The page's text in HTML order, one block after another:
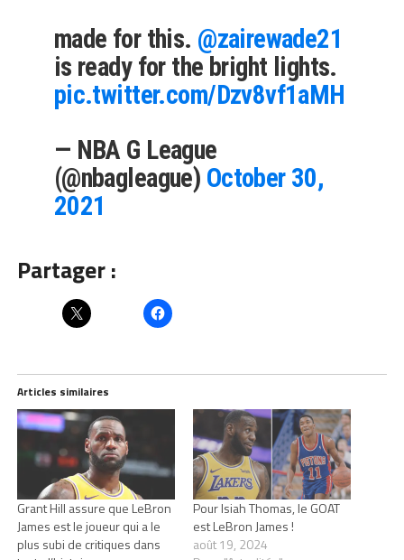
made for this. @zairewade21
is ready for the bright lights.
pic.twitter.com/Dzv8vf1aMH
— NBA G League
(@nbagleague) October 30,
2021
Partager :
Articles similaires
Grant Hill assure que LeBron
James est le joueur qui a le
plus subi de critiques dans
Pour Isiah Thomas, le GOAT
est LeBron James !
août 19, 2024